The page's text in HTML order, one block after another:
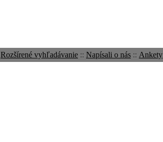
Rozšírené vyhľadávanie :: Napísali o nás :: Ankety